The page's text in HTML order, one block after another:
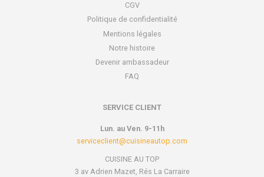
CGV
Politique de confidentialité
Mentions légales
Notre histoire
Devenir ambassadeur
FAQ
SERVICE CLIENT
Lun. au Ven. 9-11h
serviceclient@cuisineautop.com
CUISINE AU TOP
3 av Adrien Mazet, Rés La Carraire